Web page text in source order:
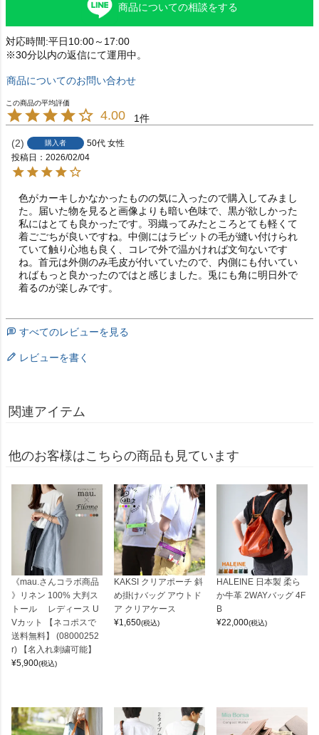
商品についての相談をする
対応時間:平日10:00～17:00
※30分以内の返信にて運用中。
商品についてのお問い合わせ
4.00 1
2 購入者 50代 女性
投稿日
2026/02/04
色がカーキしかなかったものの気に入ったので購入してみまし
た。届いた物を見ると画像よりも暗い色味で、黒が欲しかった
私にはとても良かったです。羽織ってみたところとても軽くて
着ごごちが良いですね。中側にはラビットの毛が縫い付けられ
ていて触り心地も良く、コレで外で温かければ文句ないです
ね。首元は外側のみ毛皮が付いていたので、内側にも付いてい
ればもっと良かったのではと感じました。兎にも角に明日外で
着るのが楽しみです。
すべてのレビューを見る
レビューを書く
関連アイテム
他のお客様はこちらの商品も見ています
《mau.さんコラボ商品
》リネン 100% 大判ス
トール レディース U
Vカット 【ネコポスで
送料無料】 (08000252
r) 【名入れ刺繍可能】
¥5,900(税込)
KAKSI クリアポーチ 斜
め掛けバッグ アウトド
ア クリアケース
¥1,650(税込)
HALEINE 日本製 柔ら
か牛革 2WAYバッグ 4F
B
¥22,000(税込)